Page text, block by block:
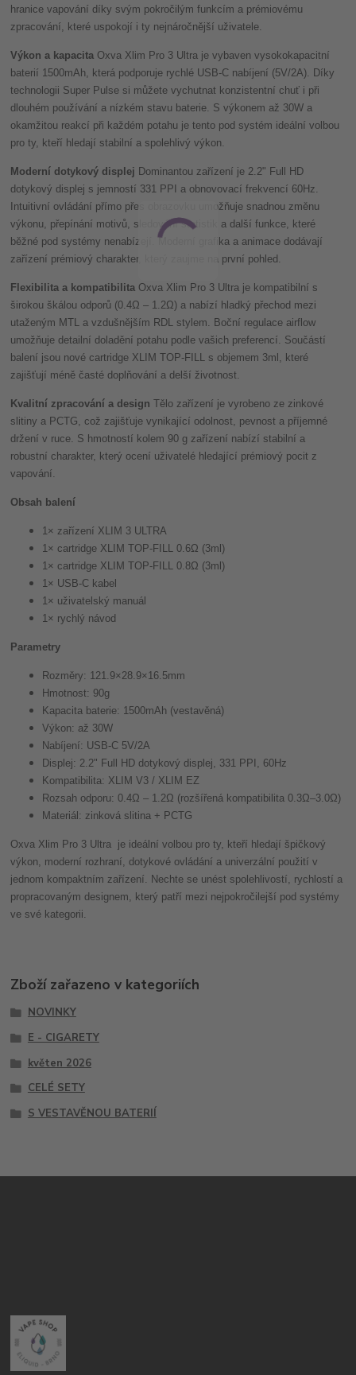
hranice vapování díky svým pokročilým funkcím a prémiovému
zpracování, které uspokojí i ty nejnáročnější uživatele.
Výkon a kapacita Oxva Xlim Pro 3 Ultra je vybaven vysokokapacitní
baterií 1500mAh, která podporuje rychlé USB-C nabíjení (5V/2A). Díky
technologii Super Pulse si můžete vychutnat konzistentní chuť i při
dlouhém používání a nízkém stavu baterie. S výkonem až 30W a
okamžitou reakcí při každém potahu je tento pod systém ideální volbou
pro ty, kteří hledají stabilní a spolehlivý výkon.
Moderní dotykový displej Dominantou zařízení je 2.2" Full HD
dotykový displej s jemností 331 PPI a obnovovací frekvencí 60Hz.
Intuitivní ovládání přímo přes obrazovku umožňuje snadnou změnu
výkonu, přepínání motivů, sledování statistik a další funkce, které
běžné pod systémy nenabízejí. Moderní grafika a animace dodávají
zařízení prémiový charakter, který zaujme na první pohled.
Flexibilita a kompatibilita Oxva Xlim Pro 3 Ultra je kompatibilní s
širokou škálou odporů (0.4Ω – 1.2Ω) a nabízí hladký přechod mezi
utaženým MTL a vzdušnějším RDL stylem. Boční regulace airflow
umožňuje detailní doladění potahu podle vašich preferencí. Součástí
balení jsou nové cartridge XLIM TOP-FILL s objemem 3ml, které
zajišťují méně časté doplňování a delší životnost.
Kvalitní zpracování a design Tělo zařízení je vyrobeno ze zinkové
slitiny a PCTG, což zajišťuje vynikající odolnost, pevnost a příjemné
držení v ruce. S hmotností kolem 90 g zařízení nabízí stabilní a
robustní charakter, který ocení uživatelé hledající prémiový pocit z
vapování.
Obsah balení
1× zařízení XLIM 3 ULTRA
1× cartridge XLIM TOP-FILL 0.6Ω (3ml)
1× cartridge XLIM TOP-FILL 0.8Ω (3ml)
1× USB-C kabel
1× uživatelský manuál
1× rychlý návod
Parametry
Rozměry: 121.9×28.9×16.5mm
Hmotnost: 90g
Kapacita baterie: 1500mAh (vestavěná)
Výkon: až 30W
Nabíjení: USB-C 5V/2A
Displej: 2.2" Full HD dotykový displej, 331 PPI, 60Hz
Kompatibilita: XLIM V3 / XLIM EZ
Rozsah odporu: 0.4Ω – 1.2Ω (rozšířená kompatibilita 0.3Ω–3.0Ω)
Materiál: zinková slitina + PCTG
Oxva Xlim Pro 3 Ultra je ideální volbou pro ty, kteří hledají špičkový
výkon, moderní rozhraní, dotykové ovládání a univerzální použití v
jednom kompaktním zařízení. Nechte se unést spolehlivostí, rychlostí a
propracovaným designem, který patří mezi nejpokročilejší pod systémy
ve své kategorii.
Zboží zařazeno v kategoriích
NOVINKY
E - CIGARETY
květen 2026
CELÉ SETY
S VESTAVĚNOU BATERIÍ